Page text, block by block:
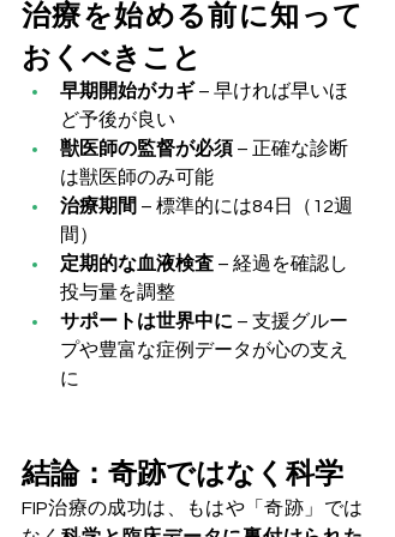
治療を始める前に知って
おくべきこと
早期開始がカギ – 早ければ早いほ
ど予後が良い
獣医師の監督が必須 – 正確な診断
は獣医師のみ可能
治療期間 – 標準的には84日（12週
間）
定期的な血液検査 – 経過を確認し
投与量を調整
サポートは世界中に – 支援グルー
プや豊富な症例データが心の支え
に
結論：奇跡ではなく科学
FIP治療の成功は、もはや「奇跡」では